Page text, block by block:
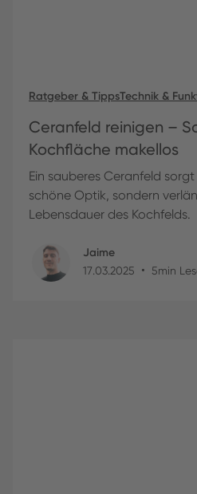
Ratgeber & TippsTechnik &
Ceranfeld reinigen –
Kochfläche makellos
Ein sauberes Ceranfeld
schöne Optik, sondern
Lebensdauer des Kochfelds.
Jaime
17 03 2025 • 5min